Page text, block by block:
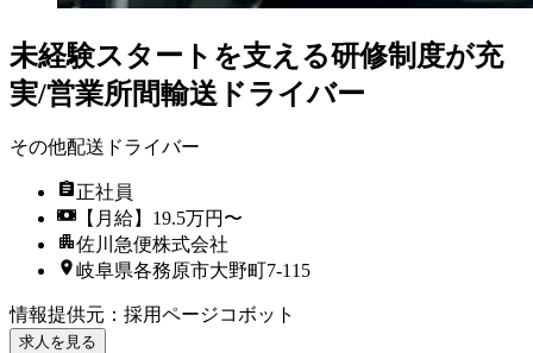
未経験スタートを支える研修制度が充
実/営業所間輸送ドライバー
その他配送ドライバー
正社員
【月給】19.5万円〜
佐川急便株式会社
岐阜県各務原市大野町7-115
情報提供元 ： 採用ページコボット
求人を見る